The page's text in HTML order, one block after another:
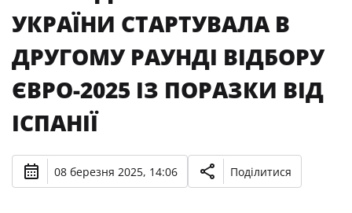
УКРАЇНИ СТАРТУВАЛА В
ДРУГОМУ РАУНДІ ВІДБОРУ
ЄВРО-2025 ІЗ ПОРАЗКИ ВІД
ІСПАНІЇ
08 березня 2025, 14:06 Поділитися